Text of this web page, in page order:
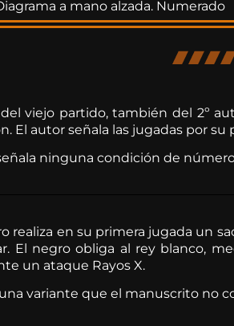
a mano alzada. Numerado
viejo partido, también del 2º
El autor señala las jugadas por su
ninguna condición de
realiza en su primera jugada un
El negro obliga al rey blanco,
un ataque Rayos X.
variante que el manuscrito no